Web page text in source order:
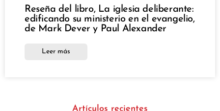
Reseña del libro, La iglesia deliberante:
edificando su ministerio en el evangelio,
de Mark Dever y Paul Alexander
Leer más
Artículos recientes